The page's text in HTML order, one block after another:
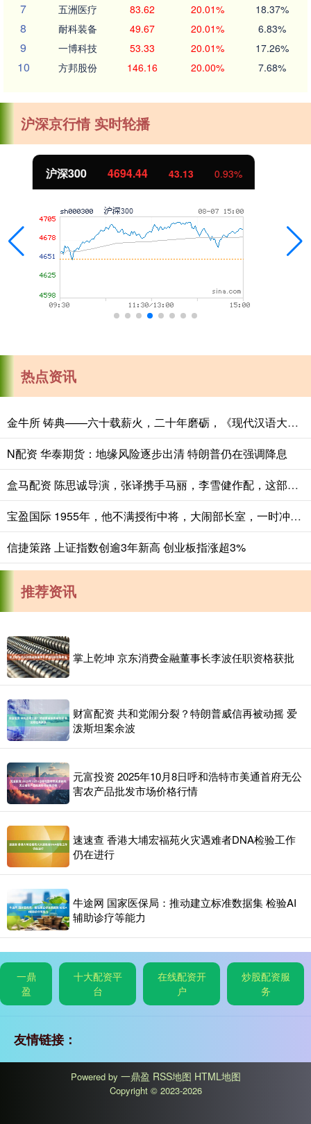
7 五洲医疗 83.62 20.01% 18.37%
8 耐科装备 49.67 20.01% 6.83%
9 一博科技 53.33 20.01% 17.26%
10 方邦股份 146.16 20.00% 7.68%
沪深京行情 实时轮播
北证50 1134.24 11.37 1.01%
热点资讯
金牛所 铸典——六十载薪火，二十年磨砺，《现代汉语大词典》出版
N配资 华泰期货：地缘风险逐步出清 特朗普仍在强调降息
盒马配资 陈思诚导演，张译携手马丽，李雪健作配，这部刑侦大片票房要炸
宝盈国际 1955年，他不满授衔中将，大闹部长室，一时冲动，结果后悔一生_聂鹤亭_军衔_将领
信捷策路 上证指数创逾3年新高 创业板指涨超3%
推荐资讯
掌上乾坤 京东消费金融董事长李波任职资格获批
财富配资 共和党闹分裂？特朗普威信再被动摇 爱
泼斯坦案余波
元富投资 2025年10月8日呼和浩特市美通首府无公
害农产品批发市场价格行情
速速查 香港大埔宏福苑火灾遇难者DNA检验工作
仍在进行
牛途网 国家医保局：推动建立标准数据集 检验AI
辅助诊疗等能力
一鼎
盈
十大配资平
台
在线配资开
户
炒股配资服
务
友情链接：
Powered by 一鼎盈 RSS地图 HTML地图
Copyright © 2023-2026